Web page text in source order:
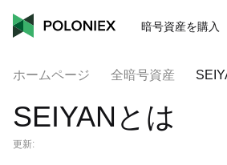
暗号資産を購入
ホームページ 全暗号資産
SEIYANとは
更新: